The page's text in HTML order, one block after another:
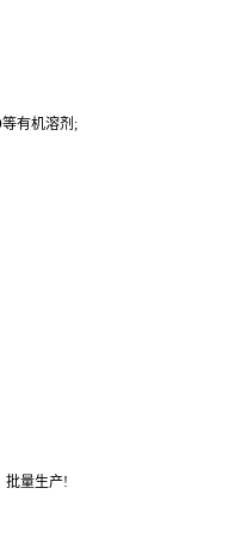
等有机溶剂;
批量生产!